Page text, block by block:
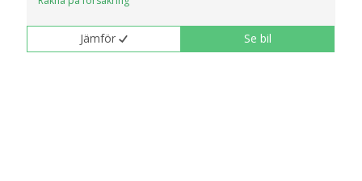
Jämför Se bil